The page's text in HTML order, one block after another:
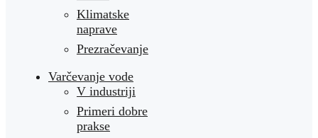
Klimatske
naprave
Prezračevanje
Varčevanje vode
V industriji
Primeri dobre
prakse